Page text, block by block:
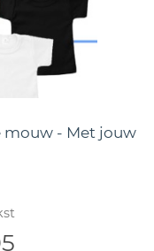
mouw - Met jouw